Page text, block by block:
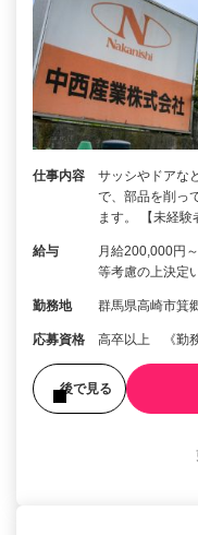
仕事内容
サッシやドアな
で、部品を削っ
ます。 【未経
給与
月給200,000円
等考慮の上決定
勤務地 群馬県高崎市箕
応募資格 高卒以上 《勤
後で見る